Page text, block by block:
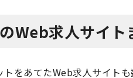
Web求人サイト
をあてたWeb求人サイトも